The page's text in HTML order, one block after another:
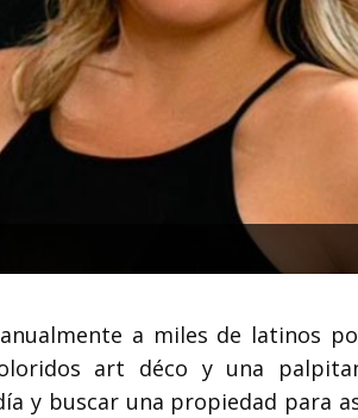
a miles de latinos
art déco y una
y buscar una propiedad para